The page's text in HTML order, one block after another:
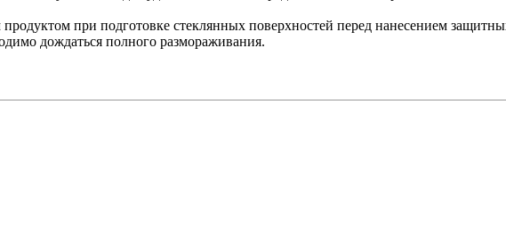
продуктом при подготовке стеклянных поверхностей перед нанесением
дождаться полного размораживания.